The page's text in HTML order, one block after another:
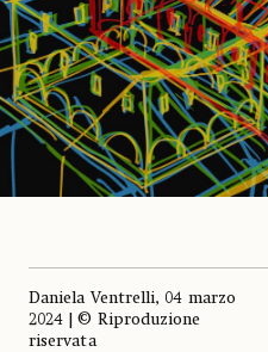
Daniela Ventrelli, 04 marzo
2024 | © Riproduzione
riservata